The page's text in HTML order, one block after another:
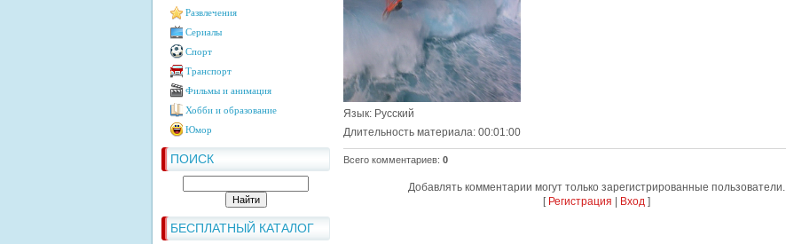
Развлечения
Сериалы
Спорт
Транспорт
Фильмы и анимация
Хобби и образование
Юмор
ПОИСК
БЕСПЛАТНЫЙ КАТАЛОГ
Язык: Русский
Длительность материала: 00:01:00
Всего комментариев: 0
Добавлять комментарии могут только зарегистрированные пользователи.
[ Регистрация Вход]